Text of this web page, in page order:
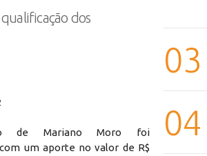
dos
de Mariano Moro foi
um aporte no valor de R$
03
04